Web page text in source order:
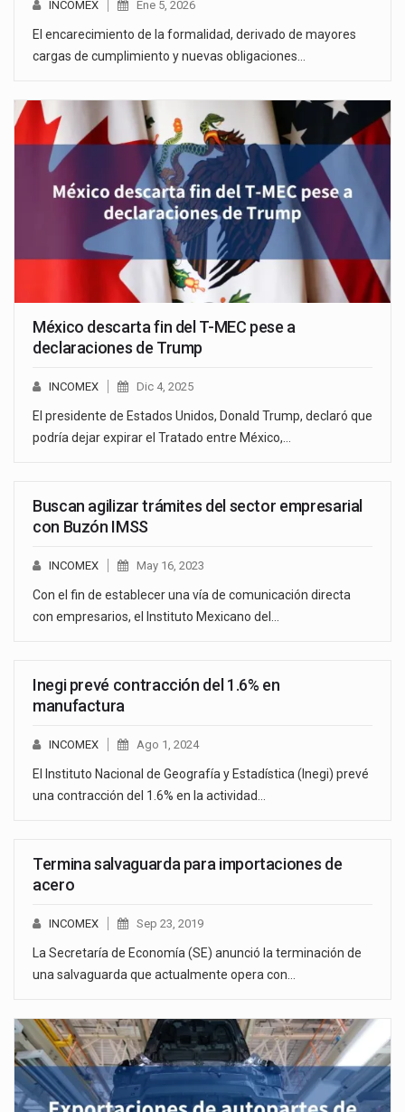
INCOMEX Ene 5, 2026
El encarecimiento de la formalidad, derivado de mayores
cargas de cumplimiento y nuevas obligaciones…
México descarta fin del T-MEC pese a
declaraciones de Trump
INCOMEX Dic 4, 2025
El presidente de Estados Unidos, Donald Trump, declaró que
podría dejar expirar el Tratado entre México,…
Buscan agilizar trámites del sector empresarial
con Buzón IMSS
INCOMEX May 16, 2023
Con el fin de establecer una vía de comunicación directa
con empresarios, el Instituto Mexicano del…
Inegi prevé contracción del 1.6% en
manufactura
INCOMEX Ago 1, 2024
El Instituto Nacional de Geografía y Estadística (Inegi) prevé
una contracción del 1.6% en la actividad…
Termina salvaguarda para importaciones de
acero
INCOMEX Sep 23, 2019
La Secretaría de Economía (SE) anunció la terminación de
una salvaguarda que actualmente opera con…